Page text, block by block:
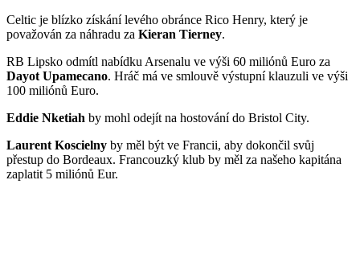
Celtic je blízko získání levého obránce Rico Henry, který je
považován za náhradu za Kieran Tierney.
RB Lipsko odmítl nabídku Arsenalu ve výši 60 miliónů Euro za
Dayot Upamecano. Hráč má ve smlouvě výstupní klauzuli ve výši
100 miliónů Euro.
Eddie Nketiah by mohl odejít na hostování do Bristol City.
Laurent Koscielny by měl být ve Francii, aby dokončil svůj
přestup do Bordeaux. Francouzký klub by měl za našeho kapitána
zaplatit 5 miliónů Eur.